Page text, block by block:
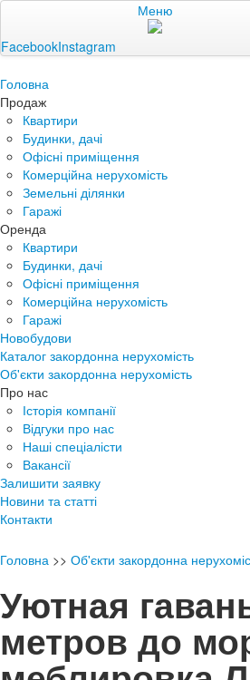
Меню
FacebookInstagram
Головна
Продаж
Квартири
Будинки, дачі
Офісні приміщення
Комерційна нерухомість
Земельні ділянки
Гаражі
Оренда
Квартири
Будинки, дачі
Офісні приміщення
Комерційна нерухомість
Гаражі
Новобудови
Каталог закордонна нерухомість
Об'єкти закордонна нерухомість
Про нас
Історія компанії
Відгуки про нас
Наші спеціалісти
Вакансії
Залишити заявку
Новини та статті
Контакти
Головна >> Об'єкти закордонна
Уютная
метров до